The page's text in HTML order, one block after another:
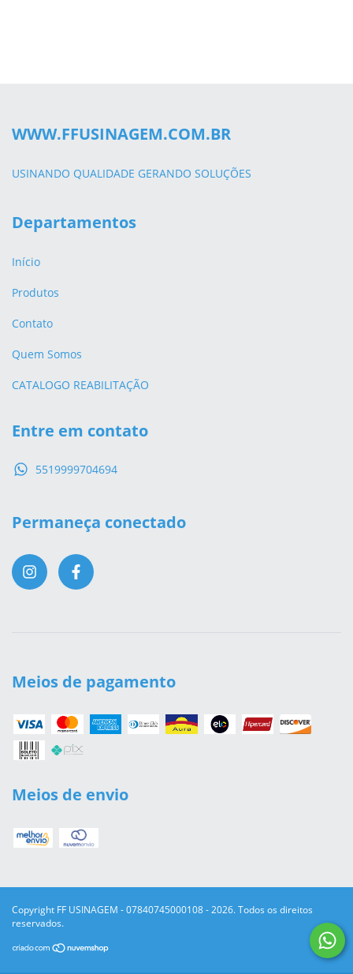
WWW.FFUSINAGEM.COM.BR
USINANDO QUALIDADE GERANDO SOLUÇÕES
Departamentos
Início
Produtos
Contato
Quem Somos
CATALOGO REABILITAÇÃO
Entre em contato
5519999704694
Permaneça conectado
Meios de pagamento
Meios de envio
Copyright FF USINAGEM - 07840745000108 - 2026. Todos os direitos
reservados.